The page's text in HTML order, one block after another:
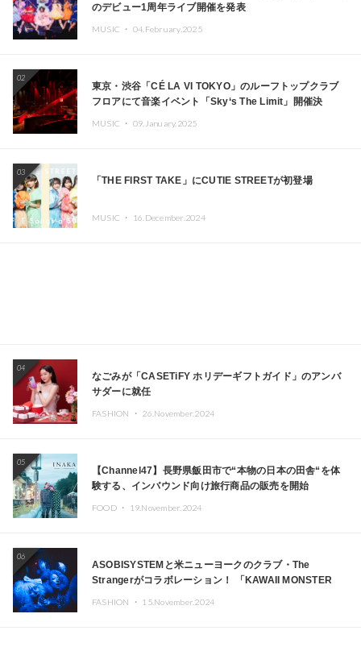
のデビュー1周年ライブ開催を発表
MUSIC ・ 04.February.2025
02
東京・渋谷「CÉ LA VI TOKYO」のルーフトップクラブ
フロアにて音楽イベント「Sky‘s The Limit」開催決
Kza（FORCE OF NATURE）ら日本を代表するDJ・クリ
MUSIC ・ 09.January.2025
03
「THE FIRST TAKE」にCUTIE STREETが初登場
MUSIC ・ 16.December.2024
04
なごみが「CASETiFY ホリデーギフトガイド」のアンバ
サダーに就任
FASHION ・ 26.November.2024
05
【Channel47】長野県飯田市で“本物の日本の田舎“を体
験する、インバウンド向け旅行商品の販売を開始
FOOD ・ 19.November.2024
06
ASOBISYSTEMと米ニューヨークのクラブ・The
Strangerがコラボレーション！ 「KAWAII MONSTER
FASHION ・ 15.November.2024